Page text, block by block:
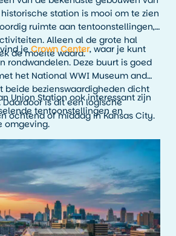
historische station is mooi om te zien
ruimte aan tentoonstellingen,
Alleen al de grote hal
de moeite waard.
jeCrown Center, waar je kunt
rondwandelen. Deze buurt is goed
het National WWI Museum and
beide bezienswaardigheden dicht
is dit een logische
ochtend of middag in Kansas City.
Union Station ook interessant zijn
tentoonstellingen en
omgeving.